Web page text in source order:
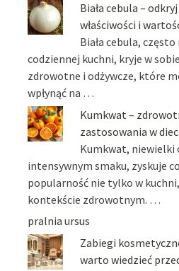
Biała cebula –
właściwości i
Biała cebula,
codziennej kuchni, kryje w
zdrowotne i odżywcze, które
wpłynąć na …
Kumkwat –
zastosowania w
Kumkwat, niewielki
intensywnym smaku, zyskuje
popularność nie tylko w
kontekście zdrowotnym. …
pralnia ursus
Zabiegi
warto wiedzieć